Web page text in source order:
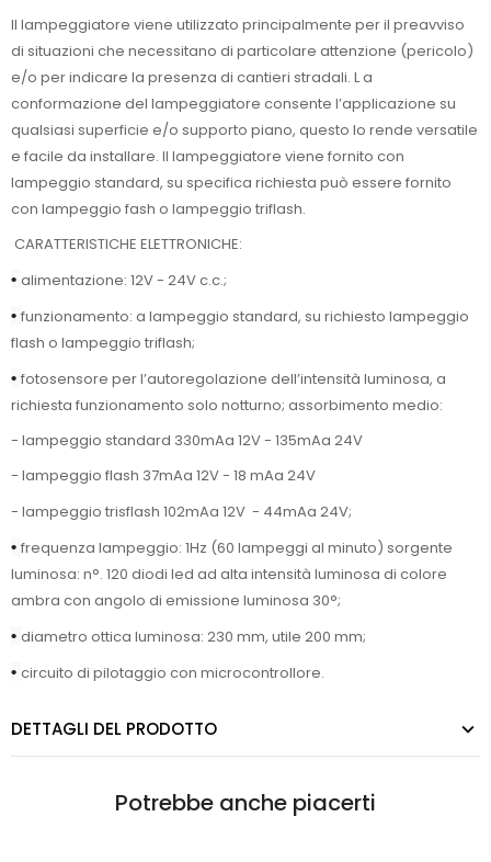
Il lampeggiatore viene utilizzato principalmente per il preavviso
di situazioni che necessitano di particolare attenzione (pericolo)
e/o per indicare la presenza di cantieri stradali. L a
conformazione del lampeggiatore consente l’applicazione su
qualsiasi superficie e/o supporto piano, questo lo rende versatile
e facile da installare. Il lampeggiatore viene fornito con
lampeggio standard, su specifica richiesta può essere fornito
con lampeggio fash o lampeggio triflash.
CARATTERISTICHE ELETTRONICHE:
• alimentazione: 12V - 24V c.c.;
• funzionamento: a lampeggio standard, su richiesto lampeggio
flash o lampeggio triflash;
• fotosensore per l’autoregolazione dell’intensità luminosa, a
richiesta funzionamento solo notturno; assorbimento medio:
- lampeggio standard 330mAa 12V - 135mAa 24V
- lampeggio flash 37mAa 12V - 18 mAa 24V
- lampeggio trisflash 102mAa 12V - 44mAa 24V;
• frequenza lampeggio: 1Hz (60 lampeggi al minuto) sorgente
luminosa: n°. 120 diodi led ad alta intensità luminosa di colore
ambra con angolo di emissione luminosa 30°;
• diametro ottica luminosa: 230 mm, utile 200 mm;
• circuito di pilotaggio con microcontrollore.
DETTAGLI DEL PRODOTTO
Potrebbe anche piacerti